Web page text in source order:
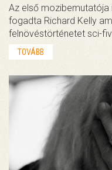
Az első
fogadta Richard Kelly
felnövéstörténetet sci-
TOVÁBB